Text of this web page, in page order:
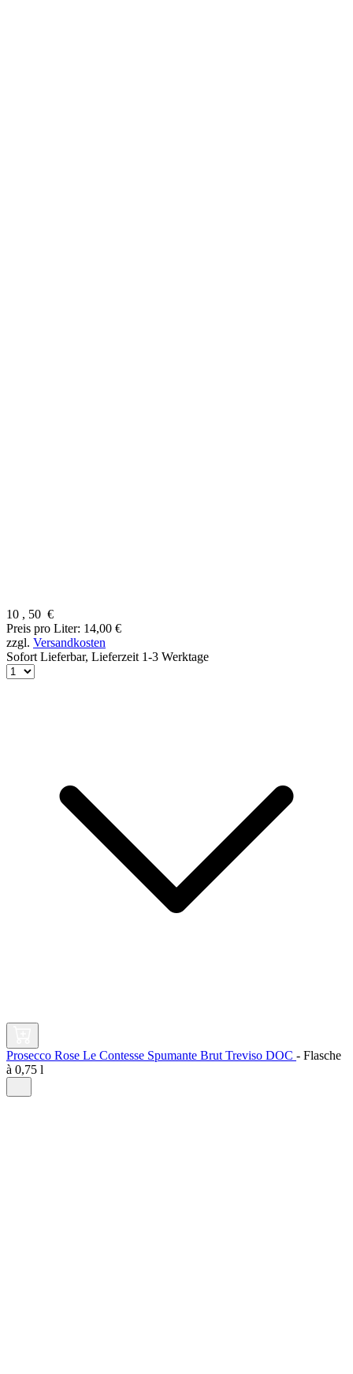
10 , 50 €
Preis pro Liter: 14,00 €
zzgl. Versandkosten
Sofort Lieferbar, Lieferzeit 1-3 Werktage
Prosecco Rose Le Contesse Spumante Brut Treviso DOC - Flasche
à 0,75 l